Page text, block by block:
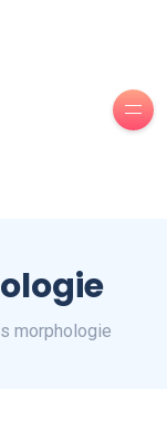
morphologie